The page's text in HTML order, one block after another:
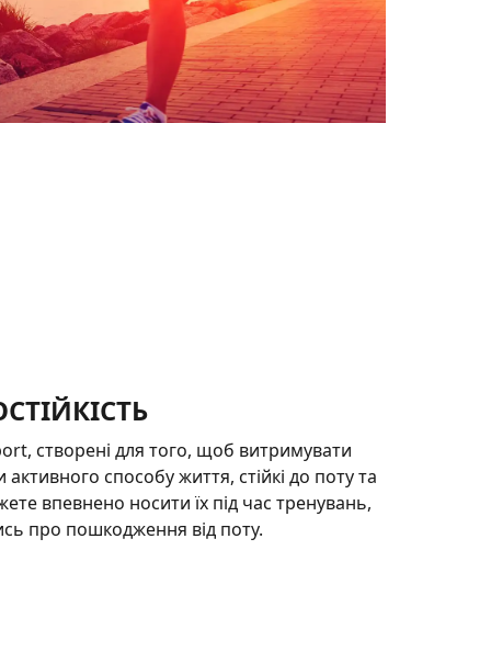
створені для того, щоб витримувати
активного способу життя, стійкі до поту та
впевнено носити їх під час тренувань,
про пошкодження від поту.